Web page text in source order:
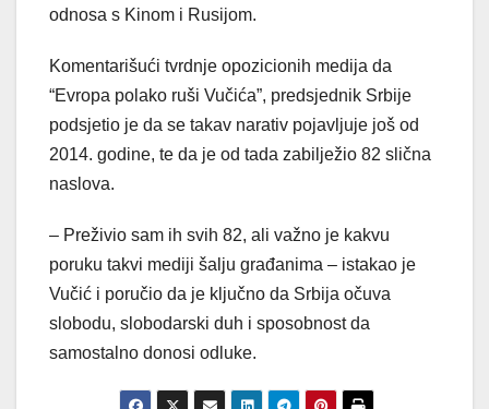
odnosa s Kinom i Rusijom.
Komentarišući tvrdnje opozicionih medija da
“Evropa polako ruši Vučića”, predsjednik Srbije
podsjetio je da se takav narativ pojavljuje još od
2014. godine, te da je od tada zabilježio 82 slična
naslova.
– Preživio sam ih svih 82, ali važno je kakvu
poruku takvi mediji šalju građanima – istakao je
Vučić i poručio da je ključno da Srbija očuva
slobodu, slobodarski duh i sposobnost da
samostalno donosi odluke.